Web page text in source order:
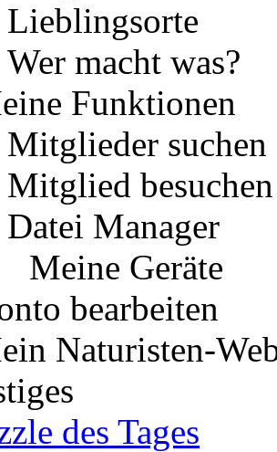
Lieblingsorte
Wer macht was?
Funktionen
Mitglieder suchen
Mitglied besuchen
Datei Manager
Meine Geräte
bearbeiten
Naturisten-
des Tages